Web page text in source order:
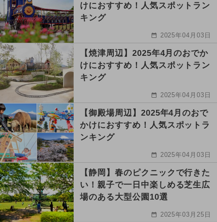
けにおすすめ！人気スポットラン
キング
2025年04月03日
【焼津周辺】2025年4月のおでか
けにおすすめ！人気スポットラン
キング
2025年04月03日
【御殿場周辺】2025年4月のおで
かけにおすすめ！人気スポットラ
ンキング
2025年04月03日
【静岡】春のピクニックで行きた
い！親子で一日中楽しめる芝生広
場のある大型公園10選
2025年03月25日